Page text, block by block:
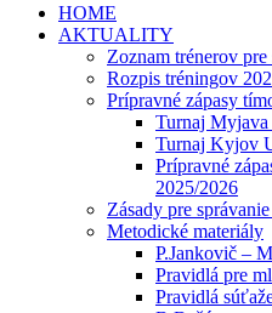
HOME
AKTUALITY
Zoznam trénerov
Rozpis tréningov
Prípravné zápasy
Turnaj Myjava
Turnaj Kyjov
Prípravné
2025/2026
Zásady pre
Metodické materiály
P.Jankovič –
Pravidlá pre
Pravidlá